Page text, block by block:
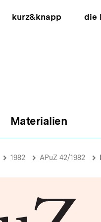
kurz&knapp die
Materialien
1982 APuZ 42/1982